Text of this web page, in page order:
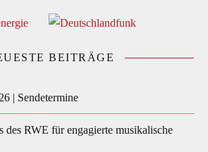
BEITRÄGE
| Sendetermine
des RWE für engagierte musikalische